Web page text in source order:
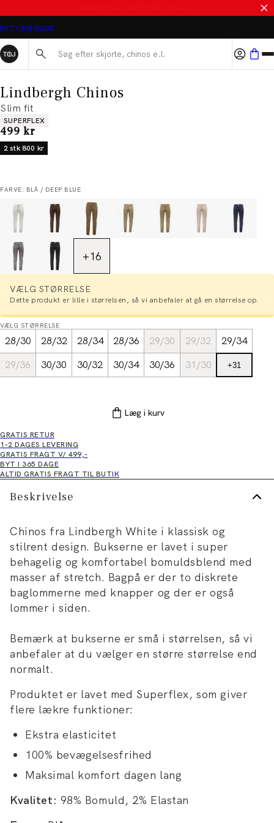
BYT I 365 DAGE
Søg her...
Lindbergh Chinos
Slim fit
Produkt egenskaber
SUPERFLEX
I alt (inkl. rabat)
499 kr
2 stk 800 kr
FARVE: BLÅ / DEEP BLUE
+16
VÆLG STØRRELSE
Dette produkt er lille i størrelsen, så vi anbefaler at gå en størrelse op.
VÆLG STØRRELSE
28/30 28/32 28/34 28/36 29/30 29/32
29/34
29/36
30/30 30/32 30/34 30/36 31/30 +31
Læg i kurv
GRATIS RETUR
1-2 DAGES LEVERING
GRATIS FRAGT V/ 499,-
BYT I 365 DAGE
ALTID GRATIS FRAGT TIL BUTIK
Beskrivelse
Chinos fra Lindbergh White i klassisk og
stilrent design. Bukserne er lavet i super
behagelig og komfortabel bomuldsblend med
masser af stretch. Bagpå er der to diskrete
baglommerne med knapper og der er også
lommer i siden.
Bemærk at bukserne er små i størrelsen, så vi
anbefaler at du vælger en større størrelse end
normalt.
Produktet er lavet med Superflex, som giver
flere lækre funktioner:
Ekstra elasticitet
100% bevægelsesfrihed
Maksimal komfort dagen lang
Kvalitet: 98% Bomuld, 2% Elastan